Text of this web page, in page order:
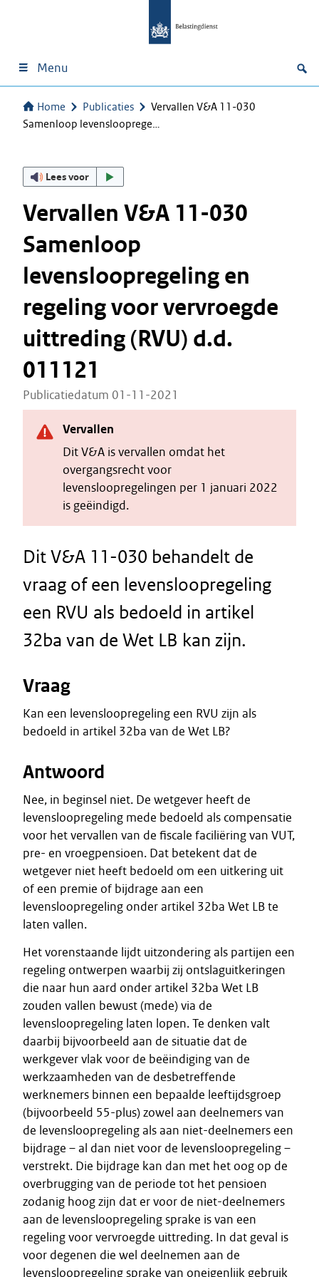
Menu
Home Publicaties
Vervallen V&A 11-030
Samenloop levenslooprege…
Lees voor
Vervallen V&A 11-030
Samenloop
levensloopregeling en
regeling voor vervroegde
uittreding (RVU) d.d.
011121
Publicatiedatum 01-11-2021
Vervallen
Dit V&A is vervallen omdat het
overgangsrecht voor
levensloopregelingen per 1 januari 2022
is geëindigd.
Dit V&A 11-030 behandelt de
vraag of een levensloopregeling
een RVU als bedoeld in artikel
32ba van de Wet LB kan zijn.
Vraag
Kan een levensloopregeling een RVU zijn als
bedoeld in artikel 32ba van de Wet LB?
Antwoord
Nee, in beginsel niet. De wetgever heeft de
levensloopregeling mede bedoeld als compensatie
voor het vervallen van de fiscale faciliëring van VUT,
pre- en vroegpensioen. Dat betekent dat de
wetgever niet heeft bedoeld om een uitkering uit
of een premie of bijdrage aan een
levensloopregeling onder artikel 32ba Wet LB te
laten vallen.
Het vorenstaande lijdt uitzondering als partijen een
regeling ontwerpen waarbij zij ontslaguitkeringen
die naar hun aard onder artikel 32ba Wet LB
zouden vallen bewust (mede) via de
levensloopregeling laten lopen. Te denken valt
daarbij bijvoorbeeld aan de situatie dat de
werkgever vlak voor de beëindiging van de
werkzaamheden van de desbetreffende
werknemers binnen een bepaalde leeftijdsgroep
(bijvoorbeeld 55-plus) zowel aan deelnemers van
de levensloopregeling als aan niet-deelnemers een
bijdrage – al dan niet voor de levensloopregeling –
verstrekt. Die bijdrage kan dan met het oog op de
overbrugging van de periode tot het pensioen
zodanig hoog zijn dat er voor de niet-deelnemers
aan de levensloopregeling sprake is van een
regeling voor vervroegde uittreding. In dat geval is
voor degenen die wel deelnemen aan de
levensloopregeling sprake van oneigenlijk gebruik